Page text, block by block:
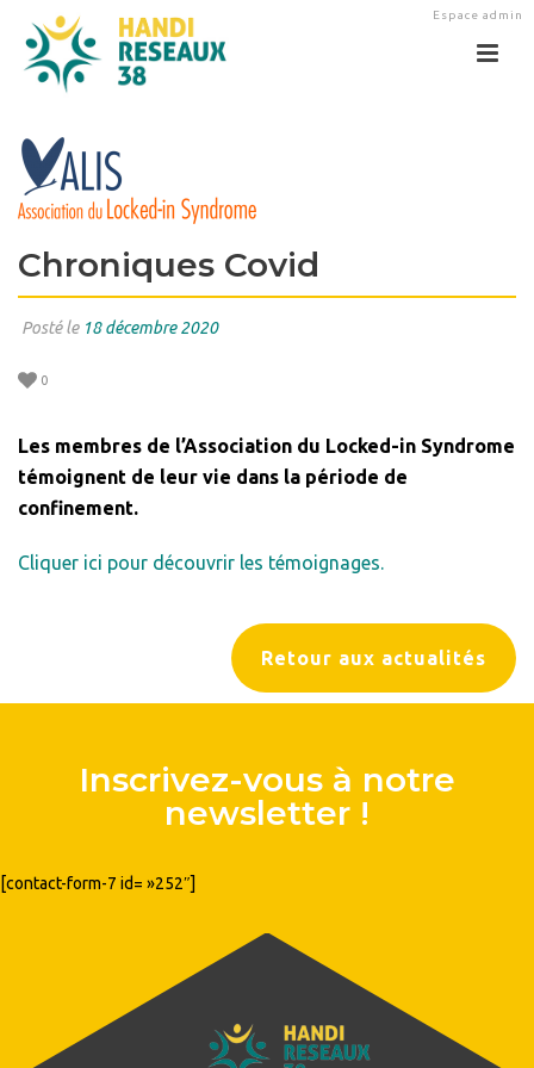
Espace admin
Chroniques Covid
Posté le 18 décembre 2020
0
Retour aux actualités
Les membres de l’Association du Locked-in Syndrome
témoignent de leur vie dans la période de
confinement.
Cliquer ici pour découvrir les témoignages.
Inscrivez-vous à notre
newsletter !
[contact-form-7 id= »252″]